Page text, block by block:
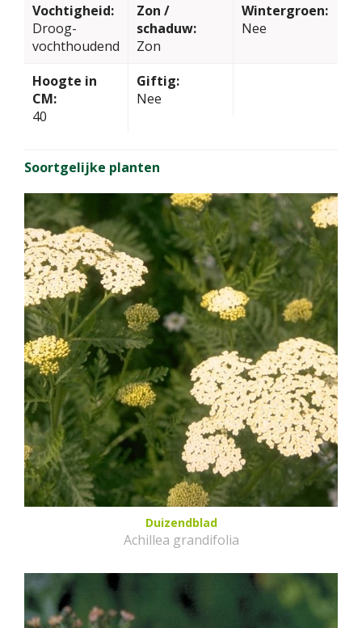
Vochtigheid:
Droog-
vochthoudend
Zon /
schaduw:
Zon
Wintergroen:
Nee
Hoogte in
CM:
40
Giftig:
Nee
Soortgelijke planten
Duizendblad
Achillea grandifolia